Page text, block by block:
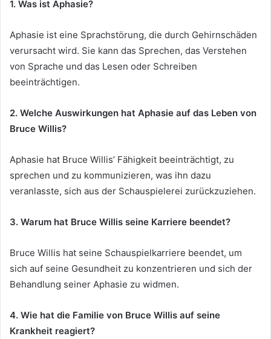
1. Was ist Aphasie?
Aphasie ist eine Sprachstörung, die durch Gehirnschäden
verursacht wird. Sie kann das Sprechen, das Verstehen
von Sprache und das Lesen oder Schreiben
beeinträchtigen.
2. Welche Auswirkungen hat Aphasie auf das Leben von
Bruce Willis?
Aphasie hat Bruce Willis’ Fähigkeit beeinträchtigt, zu
sprechen und zu kommunizieren, was ihn dazu
veranlasste, sich aus der Schauspielerei zurückzuziehen.
3. Warum hat Bruce Willis seine Karriere beendet?
Bruce Willis hat seine Schauspielkarriere beendet, um
sich auf seine Gesundheit zu konzentrieren und sich der
Behandlung seiner Aphasie zu widmen.
4. Wie hat die Familie von Bruce Willis auf seine
Krankheit reagiert?